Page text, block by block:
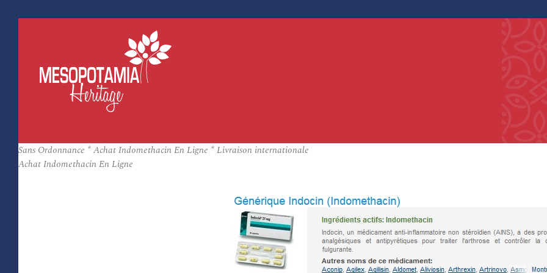
Sans Ordonnance * Achat Indomethacin En Ligne * Livraison internationale
Achat Indomethacin En Ligne